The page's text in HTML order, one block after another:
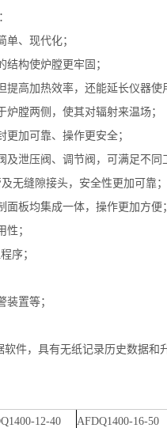
、现代化；
构使炉膛更牢固；
高加热效率，还能延长仪器使
膛两侧，使其对辐射来温场；
加可靠、操作更安全；
泄压阀、调节阀，可满足不同
无缝隙接头，安全性更加可靠；
板均集成一体，操作更加方便；
；
序；
置等；
软件，具有无纸记录历史数据和
1400-12-40 AFDQ1400-16-50